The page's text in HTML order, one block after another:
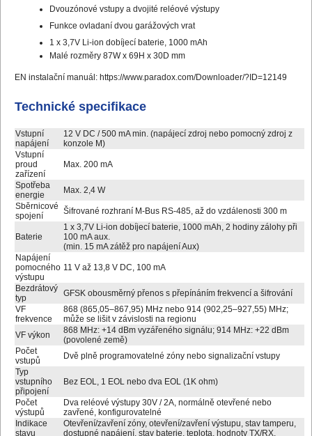
Dvouzónové vstupy a dvojité reléové výstupy
Funkce ovladaní dvou garážových vrat
1 x 3,7V Li-ion dobíjecí baterie, 1000 mAh
Malé rozměry 87W x 69H x 30D mm
EN instalační manuál: https://www.paradox.com/Downloader/?ID=12149
Technické specifikace
Vstupní
napájení
12 V DC / 500 mA min. (napájecí zdroj nebo pomocný zdroj z
konzole M)
Vstupní
proud
zařízení
Max. 200 mA
Spotřeba
energie
Max. 2,4 W
Sběrnicové
spojení
Šifrované rozhraní M-Bus RS-485, až do vzdálenosti 300 m
Baterie
1 x 3,7V Li-ion dobíjecí baterie, 1000 mAh, 2 hodiny zálohy při
100 mA aux.
(min. 15 mA zátěž pro napájení Aux)
Napájení
pomocného
výstupu
11 V až 13,8 V DC, 100 mA
Bezdrátový
typ
GFSK obousměrný přenos s přepínáním frekvencí a šifrování
VF
frekvence
868 (865,05–867,95) MHz nebo 914 (902,25–927,55) MHz;
může se lišit v závislosti na regionu
VF výkon
868 MHz: +14 dBm vyzářeného signálu; 914 MHz: +22 dBm
(povolené země)
Počet
vstupů
Dvě plně programovatelné zóny nebo signalizační vstupy
Typ
vstupního
připojení
Bez EOL, 1 EOL nebo dva EOL (1K ohm)
Počet
výstupů
Dva reléové výstupy 30V / 2A, normálně otevřené nebo
zavřené, konfigurovatelné
Indikace
stavu
Otevření/zavření zóny, otevření/zavření výstupu, stav tamperu,
dostupné napájení, stav baterie, teplota, hodnoty TX/RX,